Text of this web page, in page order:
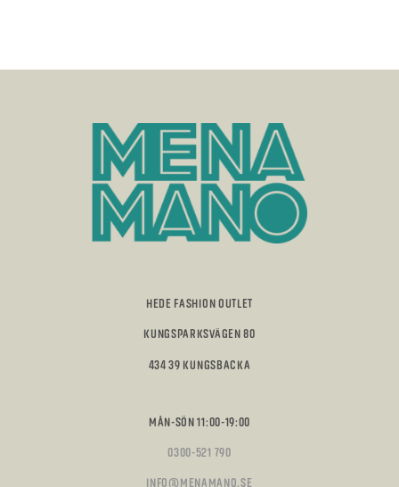
HEDE FASHION OUTLET
KUNGSPARKSVÄGEN 80
434 39 KUNGSBACKA
MÅN-SÖN 11:00-19:00
0300-521 790
INFO@MENAMANO.SE